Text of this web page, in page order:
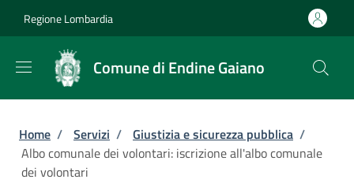
Regione Lombardia
Comune di Endine Gaiano
Briciole di pane
Home / Servizi / Giustizia e sicurezza pubblica /
Albo comunale dei volontari: iscrizione all'albo comunale
dei volontari